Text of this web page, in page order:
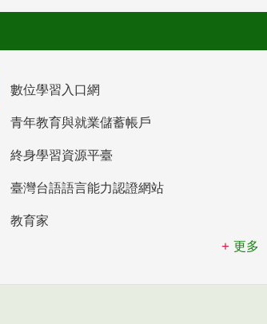
數位學習入口網
青年教育與就業儲蓄帳戶
終身學習資源平臺
臺灣台語語言能力認證網站
教育家
更多